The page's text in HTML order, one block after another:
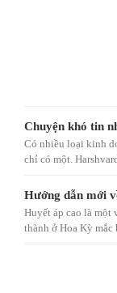
Chuyện khó tin
Có nhiều loại kinh
chỉ có một.
Hướng dẫn mới
Huyết áp cao là một
thành ở Hoa Kỳ mắc